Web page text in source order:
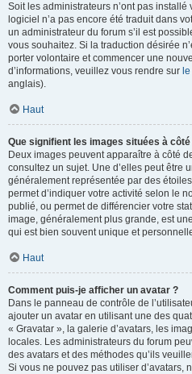
Soit les administrateurs n’ont pas
logiciel n’a pas encore été traduit dans
un administrateur du forum s’il est
vous souhaitez. Si la traduction désirée
porter volontaire et commencer une
d’informations, veuillez vous rendre sur
anglais).
Haut
Que signifient les images situées à
Deux images peuvent apparaître à côté
consultez un sujet. Une d’elles peut être
généralement représentée par des
permet d’indiquer votre activité selon le
publié, ou permet de différencier votre
image, généralement plus grande, est
qui est bien souvent unique et
Haut
Comment puis-je afficher un avatar ?
Dans le panneau de contrôle de
ajouter un avatar en utilisant une des
« Gravatar », la galerie d’avatars, les
locales. Les administrateurs du forum
des avatars et des méthodes qu’ils
Si vous ne pouvez pas utiliser d’avatars,